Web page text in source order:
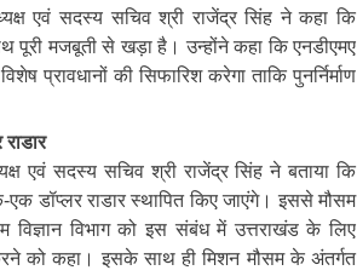
एवं सदस्य सचिव श्री राजेंद्र सिंह ने कहा कि
पूरी मजबूती से खड़ा है। उन्होंने कहा कि एनडीएमए
प्रावधानों की सिफारिश करेगा ताकि पुनर्निर्माण
एवं सदस्य सचिव श्री राजेंद्र सिंह ने बताया कि
डॉप्लर राडार स्थापित किए जाएंगे। इससे मौसम
विज्ञान विभाग को इस संबंध में उत्तराखंड के लिए
को कहा। इसके साथ ही मिशन मौसम के अंतर्गत